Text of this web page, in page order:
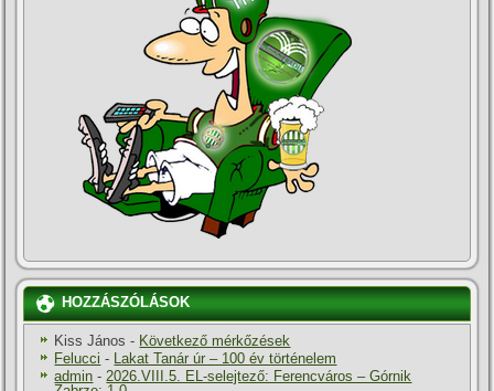
HOZZÁSZÓLÁSOK
Kiss János - Következő mérkőzések
Felucci - Lakat Tanár úr – 100 év történelem
admin -2026.VIII.5. EL-selejtező: Ferencváros – Górnik